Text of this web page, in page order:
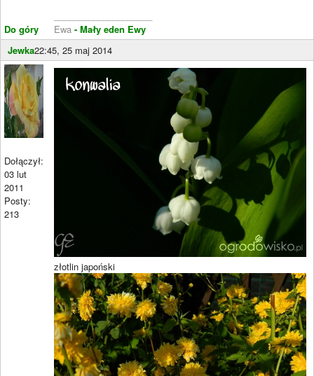
Do góry
Ewa - Mały eden Ewy
Jewka22:45, 25 maj 2014
Dołączył:
03 lut
2011
Posty:
213
złotlin japoński